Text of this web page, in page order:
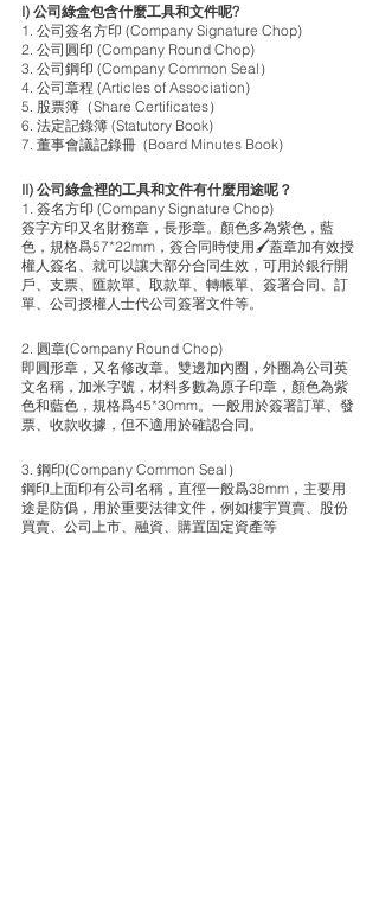
I) 公司綠盒包含什麼工具和文件呢?
1️. 公司簽名方印 (Company Signature Chop)
2. 公司圓印 (Company Round Chop)
3. 公司鋼印 (Company Common Seal）
4. 公司章程 (Articles of Association)
5. 股票簿（Share Certificates）
6. 法定記錄簿 (Statutory Book)
7. 董事會議記錄冊  (Board Minutes Book)
II) 公司綠盒裡的工具和文件有什麼用途呢？
1. 簽名方印 (Company Signature Chop)
簽字方印又名財務章，長形章。顏色多為紫色，藍
色，規格爲57*22mm，簽合同時使用🖌蓋章加有效授
權人簽名、就可以讓大部分合同生效，可用於銀行開
戶、支票、匯款單、取款單、轉帳單、簽署合同、訂
單、公司授權人士代公司簽署文件等。
2. 圓章(Company Round Chop)
即圓形章，又名修改章。雙邊加內圈，外圈為公司英
文名稱，加米字號，材料多數為原子印章，顏色為紫
色和藍色，規格爲45*30mm。一般用於簽署訂單、發
票、收款收據，但不適用於確認合同。
3. 鋼印(Company Common Seal）
鋼印上面印有公司名稱，直徑一般爲38mm，主要用
途是防僞，用於重要法律文件，例如樓宇買賣、股份
買賣、公司上市、融資、購置固定資產等